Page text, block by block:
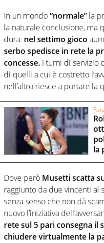
In un mondo“normale” la
la naturale conclusione, ma
dura: nel settimo gioco
serbo spedisce in rete la
concesse. I turni di servizio
di quelli a cui è costretto
nell’altro riesce a portare la
la
Dove però Musetti scatta
raggiunto da due vincenti
senza senso che non dà
nuovo l’iniziativa
rete sul 5 pari consegna il
chiudere virtualmente la